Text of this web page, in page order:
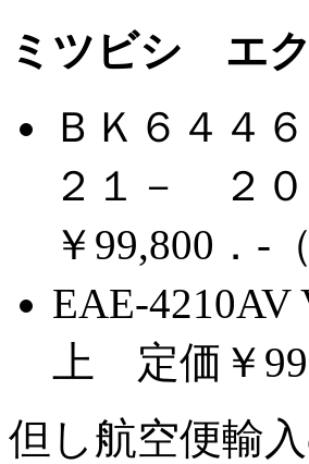
ミツビシ エ
ＢＫ６４４
２１－ ２
￥99,800．-
EAE-
上 定価￥
但し航空便輸